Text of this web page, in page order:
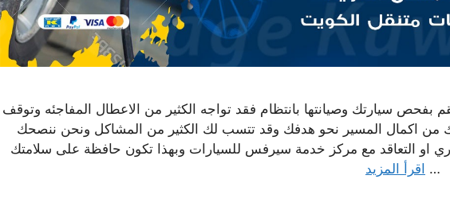
بفحص سيارتك وصيانتها بانتظام فقد تواجه الكثير من الاعطال المفاجئه وتوقف
من اكمال المسير نحو هدفك وقد تتسب لك الكثير من المشاكل ونحن ننصحك
او التعاقد مع مركز خدمة سيرفس للسيارات وبهذا تكون حافظة على سلامتك
… اقرأ المزيد